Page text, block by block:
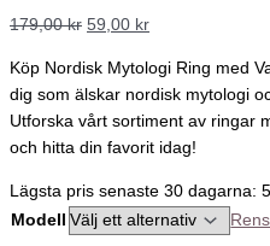
179,00kr 59,00 kr
Köp Nordisk Mytologi Ring med
dig som älskar nordisk mytologi
Utforska vårt sortiment av ringar
och hitta din favorit idag!
Lägsta pris senaste 30 dagarna:
Modell